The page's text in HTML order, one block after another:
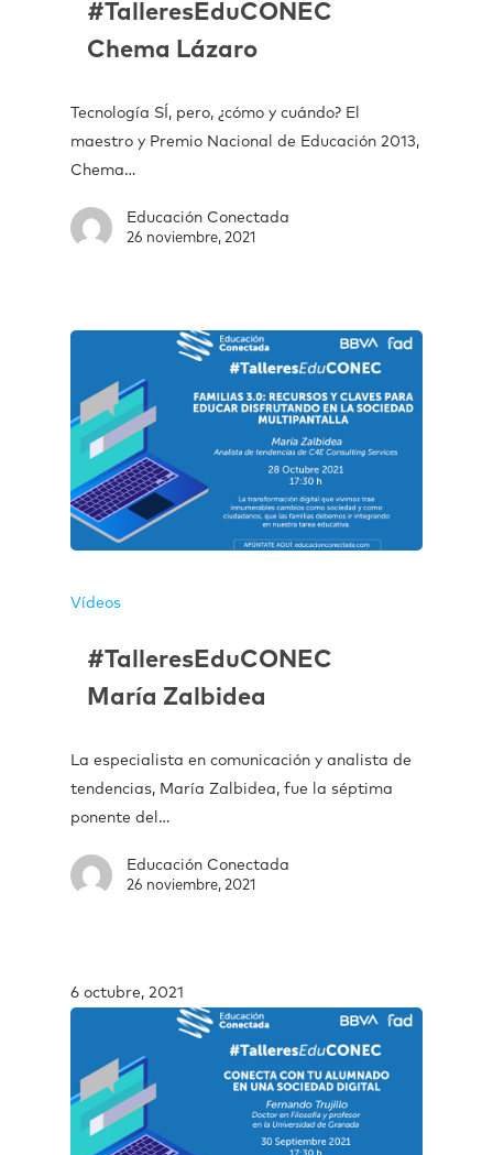
#TalleresEduCONEC
Chema Lázaro
Tecnología SÍ, pero, ¿cómo y cuándo? El
maestro y Premio Nacional de Educación 2013,
Chema…
Educación Conectada
26 noviembre, 2021
Vídeos
#TalleresEduCONEC
María Zalbidea
La especialista en comunicación y analista de
tendencias, María Zalbidea, fue la séptima
ponente del…
Educación Conectada
26 noviembre, 2021
6 octubre, 2021